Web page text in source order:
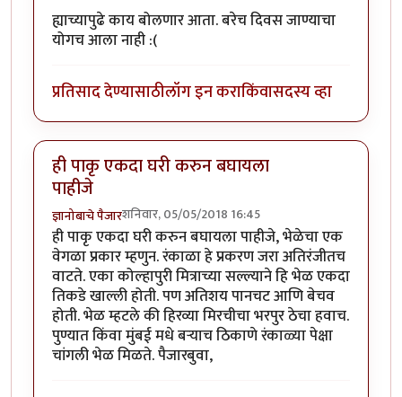
ह्याच्यापुढे काय बोलणार आता. बरेच दिवस जाण्याचा
योगच आला नाही :(
प्रतिसाद देण्यासाठीलॉग इन कराकिंवासदस्य व्हा
ही पाकृ एकदा घरी करुन बघायला
पाहीजे
ज्ञानोबाचे पैजारशनिवार, 05/05/2018 16:45
ही पाकृ एकदा घरी करुन बघायला पाहीजे, भेळेचा एक
वेगळा प्रकार म्हणुन. रंकाळा हे प्रकरण जरा अतिरंजीतच
वाटते. एका कोल्हापुरी मित्राच्या सल्ल्याने हि भेळ एकदा
तिकडे खाल्ली होती. पण अतिशय पानचट आणि बेचव
होती. भेळ म्हटले की हिरव्या मिरचीचा भरपुर ठेचा हवाच.
पुण्यात किंवा मुंबई मधे बर्‍याच ठिकाणे रंकाळ्या पेक्षा
चांगली भेळ मिळते. पैजारबुवा,